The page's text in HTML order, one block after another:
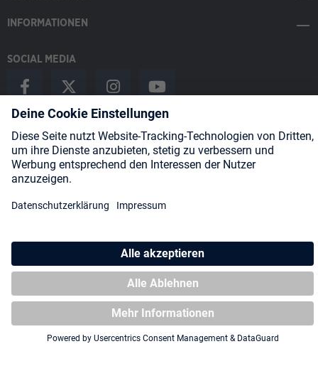
INFORMATIONEN
SOCIAL MEDIA
Payment Methods
Shipping
* Alle Preise inkl. gesetzl. Mehrwertsteuer zzgl.
ggf. Nachnahmegebühren, wenn nicht anders angegeben.